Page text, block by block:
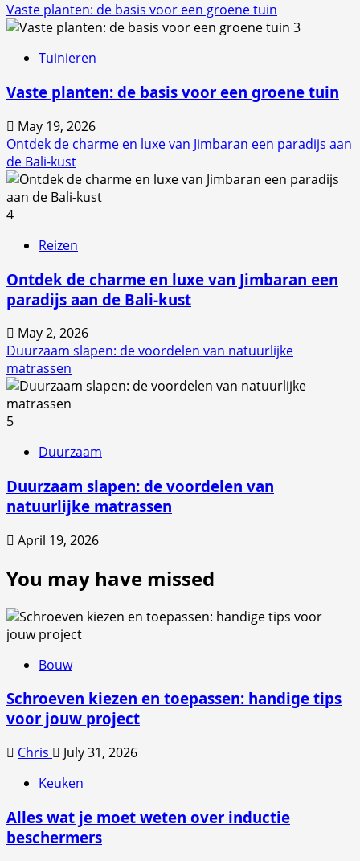
Vaste planten: de basis voor een groene tuin
3
Tuinieren
Vaste planten: de basis voor een groene tuin
May 19, 2026
Ontdek de charme en luxe van Jimbaran een paradijs aan
de Bali-kust
4
Reizen
Ontdek de charme en luxe van Jimbaran een
paradijs aan de Bali-kust
May 2, 2026
Duurzaam slapen: de voordelen van natuurlijke
matrassen
5
Duurzaam
Duurzaam slapen: de voordelen van
natuurlijke matrassen
April 19, 2026
You may have missed
Bouw
Schroeven kiezen en toepassen: handige tips
voor jouw project
Chris
July 31, 2026
Keuken
Alles wat je moet weten over inductie
beschermers